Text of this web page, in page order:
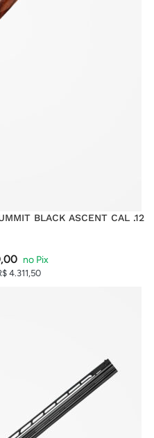
BLACK ASCENT CAL .12
4.311,50